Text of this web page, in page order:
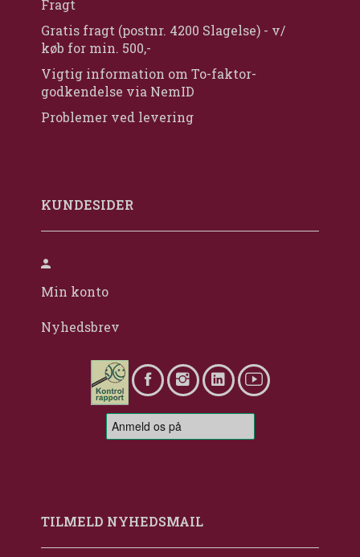
Fragt
Gratis fragt (postnr. 4200 Slagelse) - v/
køb for min. 500,-
Vigtig information om To-faktor-
godkendelse via NemID
Problemer ved levering
KUNDESIDER
Min konto
Nyhedsbrev
TILMELD NYHEDSMAIL